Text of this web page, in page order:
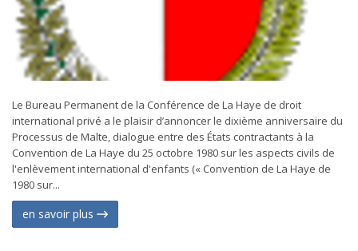
Le Bureau Permanent de la Conférence de La Haye de droit
international privé a le plaisir d’annoncer le dixième anniversaire du
Processus de Malte, dialogue entre des États contractants à la
Convention de La Haye du 25 octobre 1980 sur les aspects civils de
l'enlèvement international d'enfants (« Convention de La Haye de
1980 sur...
en savoir plus